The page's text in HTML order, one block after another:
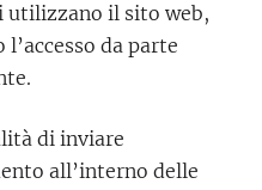
utilizzano il sito web,
da parte
di inviare
all’interno delle